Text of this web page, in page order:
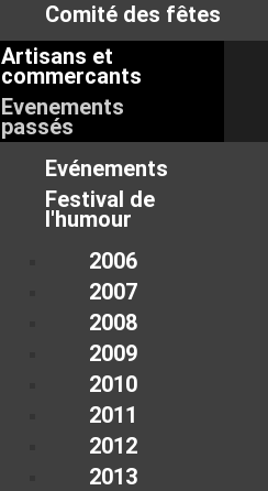
Comité des fêtes
Artisans et
commercants
Evenements
passés
Evénements
Festival de
l'humour
2006
2007
2008
2009
2010
2011
2012
2013